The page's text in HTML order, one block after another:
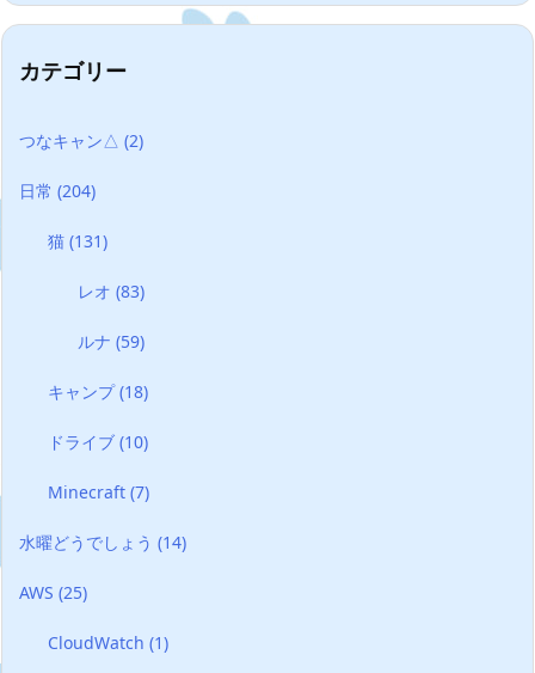
カテゴリー
つなキャン△ (2)
日常 (204)
猫(131)
レオ (83)
ルナ (59)
キャンプ(18)
ドライブ(10)
Minecraft(7)
水曜どうでしょう (14)
AWS (25)
CloudWatch(1)